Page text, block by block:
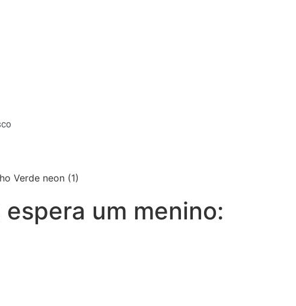
um menino: